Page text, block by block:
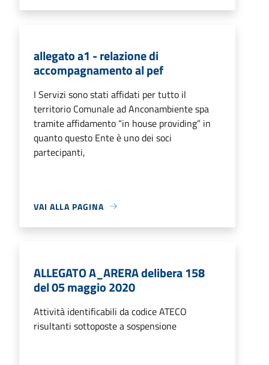
allegato a1 - relazione di
accompagnamento al pef
I Servizi sono stati affidati per tutto il
territorio Comunale ad Anconambiente spa
tramite affidamento “in house providing” in
quanto questo Ente è uno dei soci
partecipanti,
VAI ALLA PAGINA
ALLEGATO A_ARERA delibera 158
del 05 maggio 2020
Attività identificabili da codice ATECO
risultanti sottoposte a sospensione